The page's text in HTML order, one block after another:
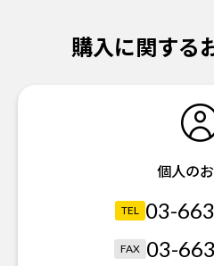
購入に関する
個人の
TEL 03-
FAX 03-